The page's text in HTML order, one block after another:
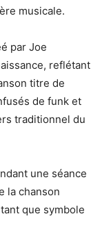
musicale.
par Joe
reflétant
titre de
de funk et
traditionnel du
une séance
la chanson
que symbole